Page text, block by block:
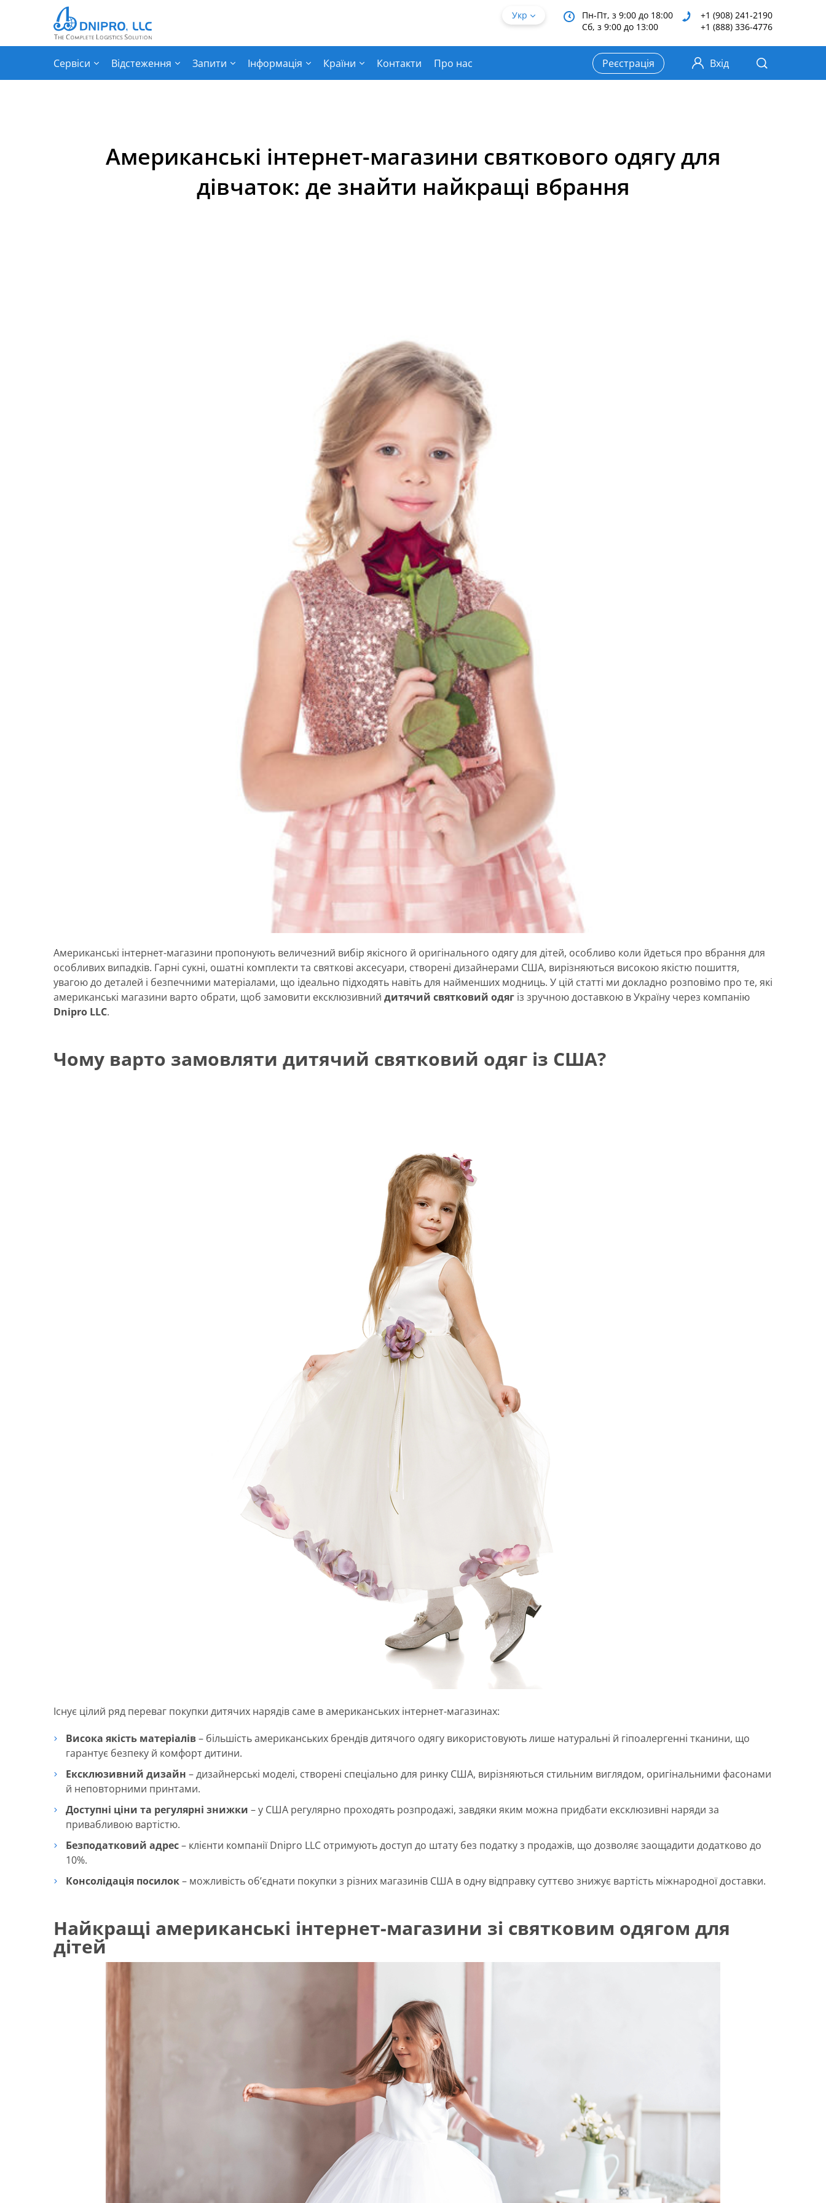
Американські інтернет-магазини святкового одягу для
дівчаток: де знайти найкращі вбрання
Американські інтернет-магазини пропонують величезний вибір якісного й оригінального одягу для дітей, особливо коли йдеться про вбрання для
особливих випадків. Гарні сукні, ошатні комплекти та святкові аксесуари, створені дизайнерами США, вирізняються високою якістю пошиття,
увагою до деталей і безпечними матеріалами, що ідеально підходять навіть для найменших модниць. У цій статті ми докладно розповімо про те, які
американські магазини варто обрати, щоб замовити ексклюзивний дитячий святковий одяг із зручною доставкою в Україну через компанію
Dnipro LLC.
Чому варто замовляти дитячий святковий одяг із США?
Існує цілий ряд переваг покупки дитячих нарядів саме в американських інтернет-магазинах:
Висока якість матеріалів– більшість американських брендів дитячого одягу використовують лише натуральні й гіпоалергенні тканини, що
гарантує безпеку й комфорт дитини.
Ексклюзивний дизайн – дизайнерські моделі, створені спеціально для ринку США, вирізняються стильним виглядом, оригінальними фасонами
й неповторними принтами.
Доступні ціни та регулярні знижки – у США регулярно проходять розпродажі, завдяки яким можна придбати ексклюзивні наряди за
привабливою вартістю.
Безподатковий адрес– клієнти компанії Dnipro LLC отримують доступ до штату без податку з продажів, що дозволяє заощадити додатково до
10%.
Консолідація посилок– можливість об’єднати покупки з різних магазинів США в одну відправку суттєво знижує вартість міжнародної доставки.
Найкращі американські інтернет-магазини зі святковим одягом для
дітей
Укр
Пн-Пт, з 9:00 до 18:00
Сб, з 9:00 до 13:00
+1 (908) 241-2190
+1 (888) 336-4776
Сервіси Відстеження Запити Інформація Країни Контакти Про нас Реєстрація Вхід